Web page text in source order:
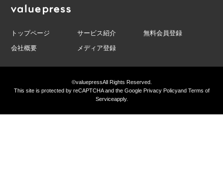
トップページ サービス紹介
無料会員登録
会社概要
メディア登録
©valuepressAll Rights Reserved.
This site is protected by reCAPTCHA and the GooglePrivacy PolicyandTerms of
Serviceapply.